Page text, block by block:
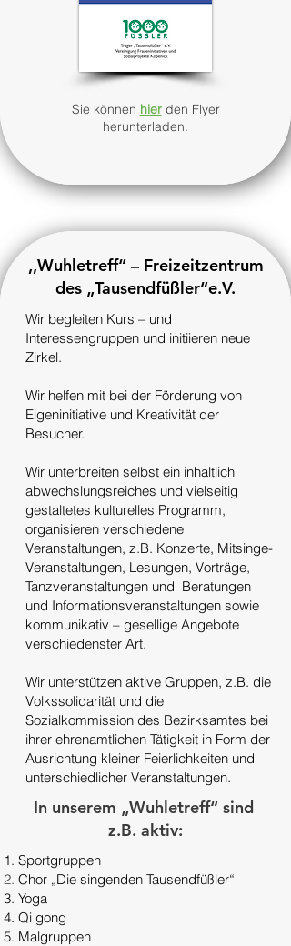
Sie können hierden Flyer
herunterladen.
UNSER SERVICE
,,Wuhletreff“ – Freizeitzentrum
des „Tausendfüßler“e.V.
Wir begleiten Kurs – und
Interessengruppen und initiieren neue
Zirkel.
Wir helfen mit bei der Förderung von
Eigeninitiative und Kreativität der
Besucher.
Wir unterbreiten selbst ein inhaltlich
abwechslungsreiches und vielseitig
gestaltetes kulturelles Programm,
organisieren verschiedene
Veranstaltungen, z.B. Konzerte, Mitsinge-
Veranstaltungen, Lesungen, Vorträge,
Tanzveranstaltungen und Beratungen
und Informationsveranstaltungen sowie
kommunikativ – gesellige Angebote
verschiedenster Art.
Wir unterstützen aktive Gruppen, z.B. die
Volkssolidarität und die
Sozialkommission des Bezirksamtes bei
ihrer ehrenamtlichen Tätigkeit in Form der
Ausrichtung kleiner Feierlichkeiten und
unterschiedlicher Veranstaltungen.
In unserem „Wuhletreff“ sind
z.B. aktiv:
​​Sportgruppen
Chor „Die singenden Tausendfüßler“
Yoga
Qi gong
Malgruppen